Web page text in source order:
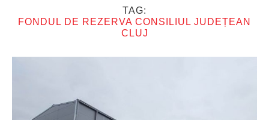
TAG:
FONDUL DE REZERVA CONSILIUL JUDEȚEAN
CLUJ